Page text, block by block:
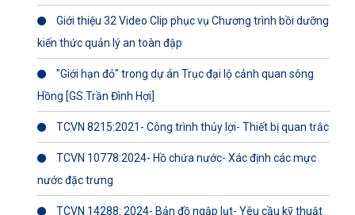
Giới thiệu 32 Video Clip phục vụ Chương trình bồi dưỡng
kiến thức quản lý an toàn đập
"Giới hạn đỏ" trong dự án Trục đại lộ cảnh quan sông
Hồng [GS.Trần Đình Hợi]
TCVN 8215:2021- Công trình thủy lợi- Thiết bị quan trắc
TCVN 10778:2024- Hồ chứa nước- Xác định các mực
nước đặc trưng
TCVN 14288: 2024- Bản đồ ngập lụt- Yêu cầu kỹ thuật